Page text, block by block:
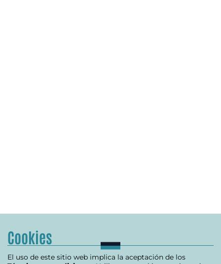
Cookies
El uso de este sitio web implica la aceptación de los